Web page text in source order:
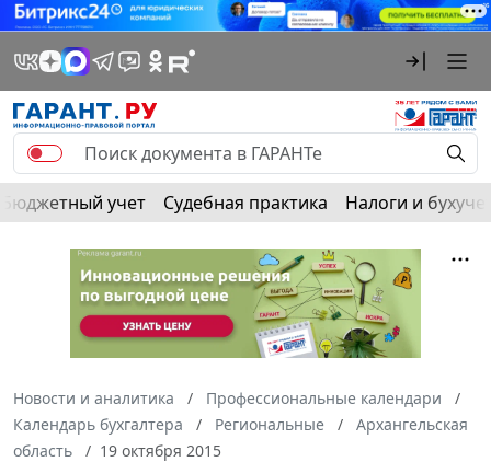
Бюджетный учет Судебная практика Налоги и
Новости и аналитика
Профессиональные календари
Календарь бухгалтера
Региональные
Архангельская
область
19 октября 2015